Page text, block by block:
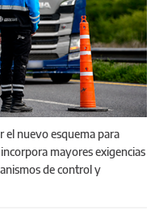
mayores exigencias
de control y